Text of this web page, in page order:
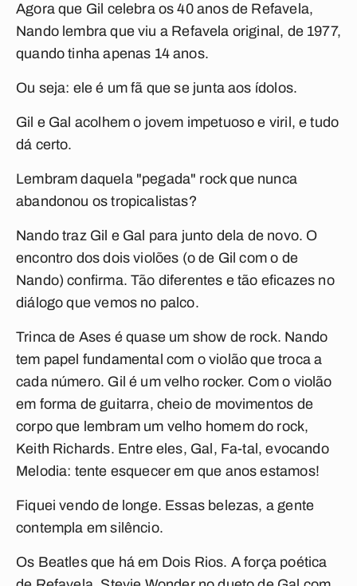
Agora que Gil celebra os 40 anos de Refavela,
Nando lembra que viu a Refavela original, de 1977,
quando tinha apenas 14 anos.
Ou seja: ele é um fã que se junta aos ídolos.
Gil e Gal acolhem o jovem impetuoso e viril, e tudo
dá certo.
Lembram daquela "pegada" rock que nunca
abandonou os tropicalistas?
Nando traz Gil e Gal para junto dela de novo. O
encontro dos dois violões (o de Gil com o de
Nando) confirma. Tão diferentes e tão eficazes no
diálogo que vemos no palco.
Trinca de Ases é quase um show de rock. Nando
tem papel fundamental com o violão que troca a
cada número. Gil é um velho rocker. Com o violão
em forma de guitarra, cheio de movimentos de
corpo que lembram um velho homem do rock,
Keith Richards. Entre eles, Gal, Fa-tal , evocando
Melodia: tente esquecer em que anos estamos!
Fiquei vendo de longe. Essas belezas, a gente
contempla em silêncio.
Os Beatles que há em Dois Rios. A força poética